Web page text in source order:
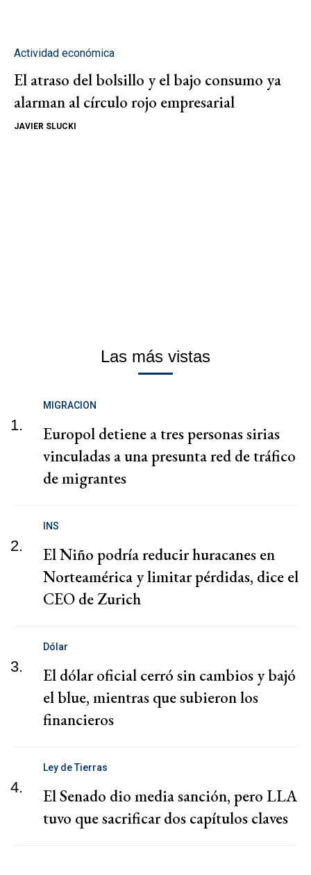
Actividad económica
El atraso del bolsillo y el bajo consumo ya
alarman al círculo rojo empresarial
JAVIER SLUCKI
Las más vistas
1.
MIGRACION
Europol detiene a tres personas sirias
vinculadas a una presunta red de tráfico
de migrantes
2.
INS
El Niño podría reducir huracanes en
Norteamérica y limitar pérdidas, dice el
CEO de Zurich
3.
Dólar
El dólar oficial cerró sin cambios y bajó
el blue, mientras que subieron los
financieros
4.
Ley de Tierras
El Senado dio media sanción, pero LLA
tuvo que sacrificar dos capítulos claves